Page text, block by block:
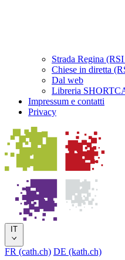
Strada Regina
Chiese in diretta
Dal web
Libreria
Impressum e contatti
Privacy
IT
FR (cath.ch) DE (kath.ch)